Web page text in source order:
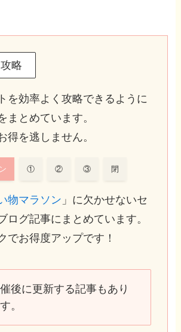
略
を効率よく攻略できるように
まとめています。
得を逃しません。
① ② ③ 閉
物マラソン 」に欠かせないセ
ログ記事にまとめています。
でお得度アップです！
後に更新する記事もあり
。